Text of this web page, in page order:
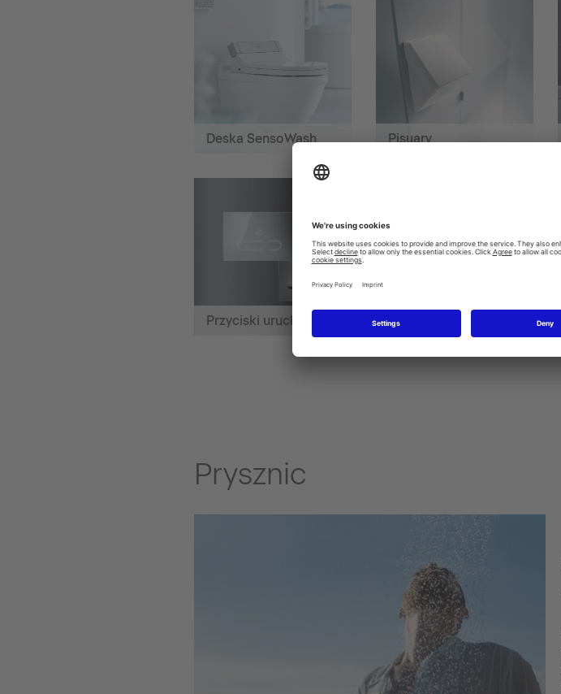
Deska SensoWash Pisuary
Baterie bidetowe
Prysznic